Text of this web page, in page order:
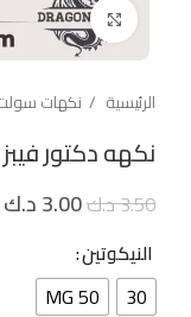
to enlarge
الرئيسية نكهات
نكهه دكتور فيبز
3.50د.ك3.00د.ك
النيكوتين
30
50 MG